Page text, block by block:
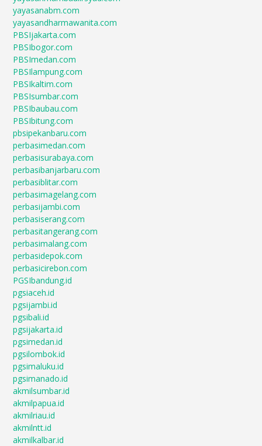
yayasanabm.com
yayasandharmawanita.com
PBSIjakarta.com
PBSIbogor.com
PBSImedan.com
PBSIlampung.com
PBSIkaltim.com
PBSIsumbar.com
PBSIbaubau.com
PBSIbitung.com
pbsipekanbaru.com
perbasimedan.com
perbasisurabaya.com
perbasibanjarbaru.com
perbasiblitar.com
perbasimagelang.com
perbasijambi.com
perbasiserang.com
perbasitangerang.com
perbasimalang.com
perbasidepok.com
perbasicirebon.com
PGSIbandung.id
pgsiaceh.id
pgsijambi.id
pgsibali.id
pgsijakarta.id
pgsimedan.id
pgsilombok.id
pgsimaluku.id
pgsimanado.id
akmilsumbar.id
akmilpapua.id
akmilriau.id
akmilntt.id
akmilkalbar.id